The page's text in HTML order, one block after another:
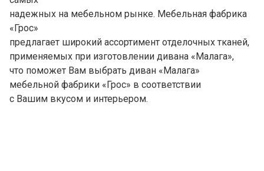
надежных на мебельном рынке. Мебельная фабрика
«Грос»
предлагает широкий ассортимент отделочных тканей,
применяемых при изготовлении дивана «Малага»,
что поможет Вам выбрать диван «Малага»
мебельной фабрики «Грос» в соответствии
с Вашим вкусом и интерьером.